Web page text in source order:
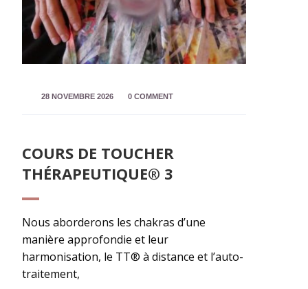
28 NOVEMBRE 2026 0 COMMENT
COURS DE TOUCHER
THÉRAPEUTIQUE® 3
Nous aborderons les chakras d’une
manière approfondie et leur
harmonisation, le TT® à distance et l’auto-
traitement,